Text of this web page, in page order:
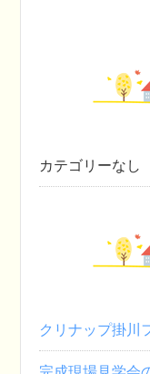
カテゴリーなし
クリナップ掛川